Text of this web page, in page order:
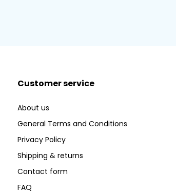
Customer service
About us
General Terms and Conditions
Privacy Policy
Shipping & returns
Contact form
FAQ